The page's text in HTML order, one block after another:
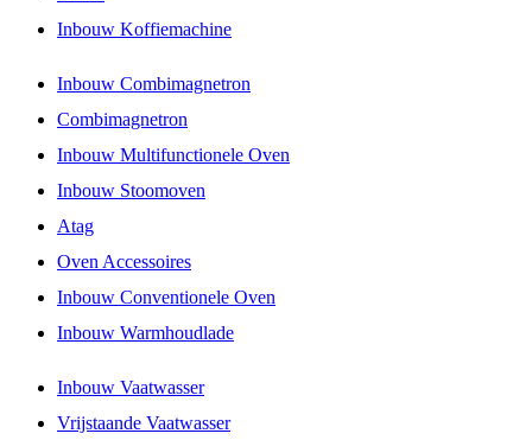
Inbouw Koffiemachine
Inbouw Combimagnetron
Combimagnetron
Inbouw Multifunctionele Oven
Inbouw Stoomoven
Atag
Oven Accessoires
Inbouw Conventionele Oven
Inbouw Warmhoudlade
Inbouw Vaatwasser
Vrijstaande Vaatwasser